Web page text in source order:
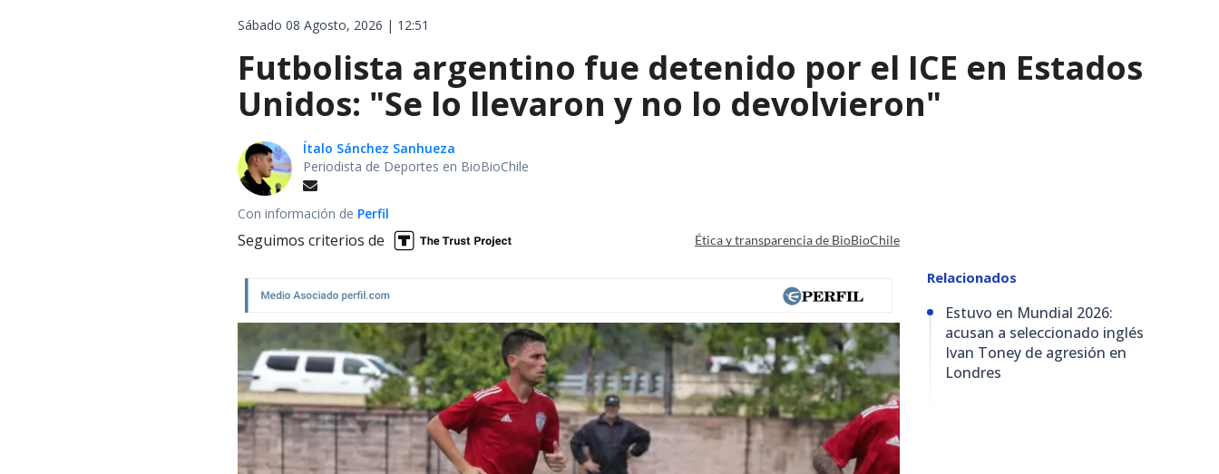
Sábado 08 Agosto, 2026 | 12:51
Futbolista argentino fue detenido por el ICE en Estados
Unidos: "Se lo llevaron y no lo devolvieron"
Ítalo Sánchez Sanhueza
Periodista de Deportes en BioBioChile
Con información de Perfil
Seguimos criterios de Ética y transparencia de BioBioChile
Relacionados
Estuvo en Mundial 2026:
acusan a seleccionado inglés
Ivan Toney de agresión en
Londres